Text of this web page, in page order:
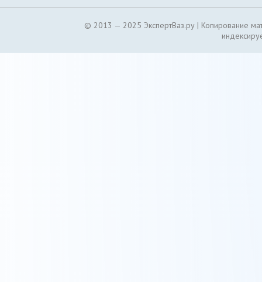
© 2013 — 2025 ЭкспертВаз.ру | Копирование